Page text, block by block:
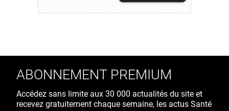
ABONNEMENT PREMIUM
Accédez sans limite aux 30 000 actualités du site et
recevez gratuitement chaque semaine, les actus Santé